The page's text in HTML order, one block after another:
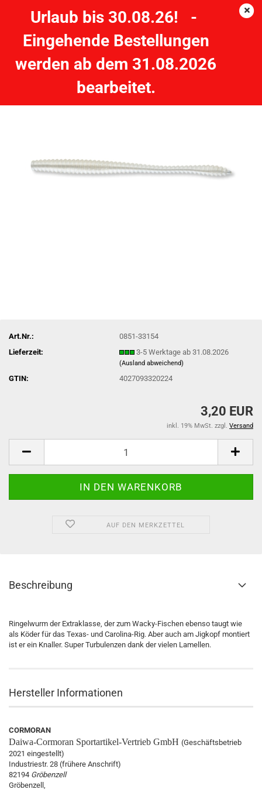
Urlaub bis 30.08.26! -
Eingehende Bestellungen
werden ab dem 31.08.2026
bearbeitet.
CORMORAN K-Don Round Tail Worm S4 - 5 Stück - 15cm
perlmutt
Art.Nr.:
0851-33154
Lieferzeit:
3-5 Werktage ab 31.08.2026
(Ausland abweichend)
GTIN: 4027093320224
3,20 EUR
inkl. 19% MwSt. zzgl. Versand
AUF DEN MERKZETTEL
Beschreibung
Ringelwurm der Extraklasse, der zum Wacky-Fischen ebenso taugt wie
als Köder für das Texas- und Carolina-Rig. Aber auch am Jigkopf montiert
ist er ein Knaller. Super Turbulenzen dank der vielen Lamellen.
Hersteller Informationen
CORMORAN
Daiwa-Cormoran Sportartikel-Vertrieb GmbH (Geschäftsbetrieb
2021 eingestellt)
Industriestr. 28 (frühere Anschrift)
82194 Gröbenzell
Gröbenzell,